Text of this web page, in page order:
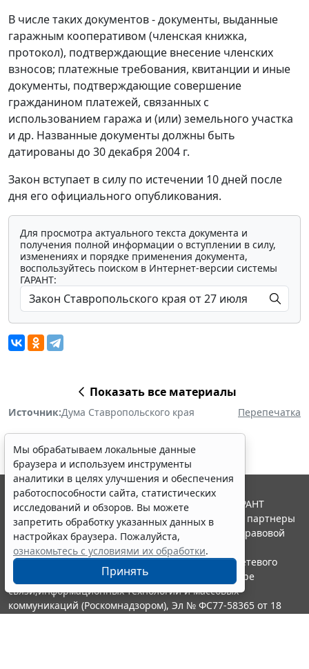
В числе таких документов - документы, выданные
гаражным кооперативом (членская книжка,
протокол), подтверждающие внесение членских
взносов; платежные требования, квитанции и иные
документы, подтверждающие совершение
гражданином платежей, связанных с
использованием гаража и (или) земельного участка
и др. Названные документы должны быть
датированы до 30 декабря 2004 г.
Закон вступает в силу по истечении 10 дней после
дня его официального опубликования.
Для просмотра актуального текста документа и
получения полной информации о вступлении в силу,
изменениях и порядке применения документа,
воспользуйтесь поиском в Интернет-версии системы
ГАРАНТ:
Показать все материалы
Источник:Дума Ставропольского края Перепечатка
Мы обрабатываем локальные данные
браузера и используем инструменты
аналитики в целях улучшения и обеспечения
работоспособности сайта, статистических
исследований и обзоров. Вы можете
запретить обработку указанных данных в
настройках браузера. Пожалуйста,
ознакомьтесь с условиями их обработки.
Принять
© ООО "НПП "ГАРАНТ-СЕРВИС", 2026. Система ГАРАНТ
выпускается с 1990 года. Компания "Гарант" и ее партнеры
являются участниками Российской ассоциации правовой
информации ГАРАНТ.
Портал ГАРАНТ.РУ зарегистрирован в качестве сетевого
издания Федеральной службой по надзору в сфере
связи,информационных технологий и массовых
коммуникаций (Роскомнадзором), Эл № ФС77-58365 от 18